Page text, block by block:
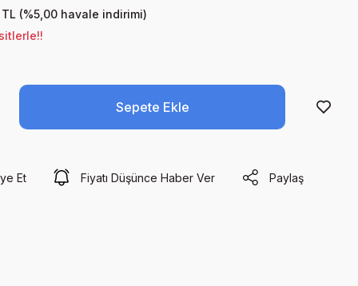
(%5,00 havale indirimi)
Sepete Ekle
Et Fiyatı Düşünce Haber Ver Paylaş